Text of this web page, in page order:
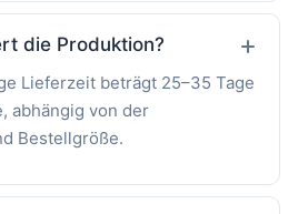
die Produktion?
Lieferzeit beträgt 25–35 Tage
abhängig von der
Bestellgröße.